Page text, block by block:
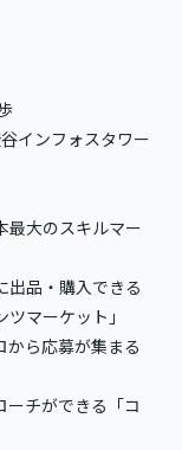
ンフォスタワー
最大のスキルマー
出品・購入できる
マーケット」
から応募が集まる
ーチができる「コ